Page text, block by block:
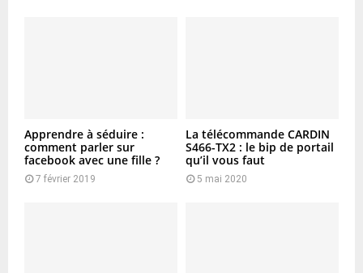
Apprendre à séduire :
comment parler sur
facebook avec une fille ?
7 février 2019
La télécommande CARDIN
S466-TX2 : le bip de portail
qu’il vous faut
5 mai 2020